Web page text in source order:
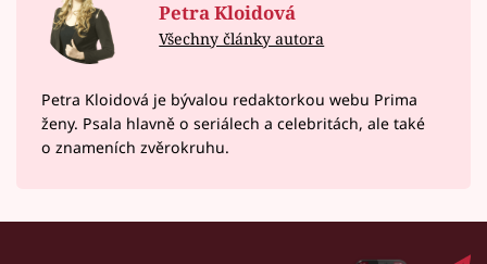
Petra Kloidová
Všechny články autora
Petra Kloidová je bývalou redaktorkou webu Prima
ženy. Psala hlavně o seriálech a celebritách, ale také
o znameních zvěrokruhu.